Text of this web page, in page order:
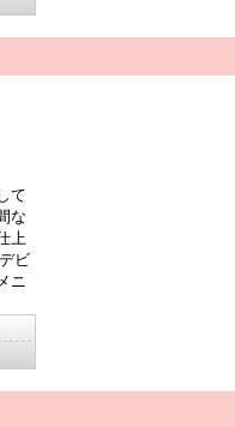
て
な
上
ビ
ニ